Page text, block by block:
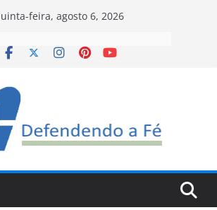
feira, agosto 6, 2026